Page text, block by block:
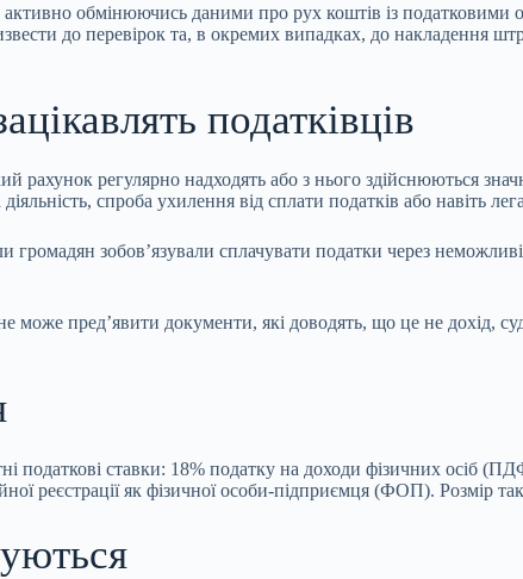
активно обмінюючись даними про рух коштів із податковими
до перевірок та, в окремих випадках, до накладення
податківців
рахунок регулярно надходять або з нього здійснюються
спроба ухилення від сплати податків або навіть
громадян зобов’язували сплачувати податки через
може пред’явити документи, які доводять, що це не дохід,
податкові ставки: 18% податку на доходи фізичних осіб
реєстрації як фізичної особи-підприємця (ФОП). Розмір